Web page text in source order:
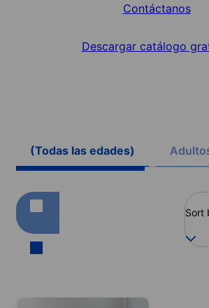
Contáctanos
Descargar catálogo
(Todas las edades)
Sort